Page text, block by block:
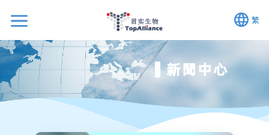
繁
新聞中心